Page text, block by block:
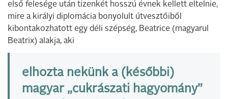
első felesége után tizenkét hosszú évnek kellett eltelnie,
mire a királyi diplomácia bonyolult útvesztőiből
kibontakozhatott egy déli szépség, Beatrice (magyarul
Beatrix) alakja, aki
elhozta nekünk a (későbbi)
magyar „cukrászati hagyomány”